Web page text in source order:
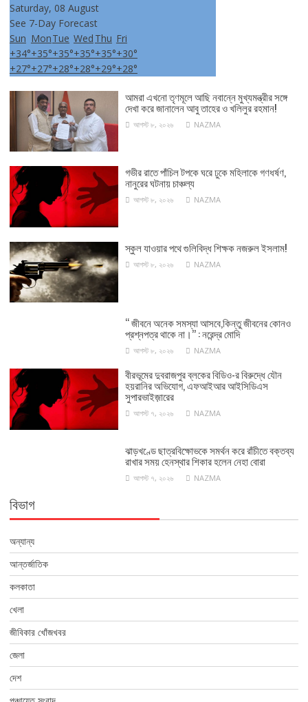
Saturday, 08 August
See 7-Day Forecast
Sun MonTue Wed Thu Fri
+34°+35°+35°+35°+35°+30°
+27°+27°+28°+28°+29°+28°
আমরা এখনো তৃণমূলে আছি নবান্নে মুখ্যমন্ত্রীর সঙ্গে
দেখা করে জানালেন আবু তাহের ও খলিলুর রহমান!
আগস্ট ৮, ২০২৬ NAZMA
গভীর রাতে পাঁচিল টপকে ঘরে ঢুকে মহিলাকে গণধর্ষণ,
নানুরের ঘটনায় চাঞ্চল্য
আগস্ট ৮, ২০২৬ NAZMA
স্কুল যাওয়ার পথে গুলিবিদ্ধ শিক্ষক নজরুল ইসলাম!
আগস্ট ৮, ২০২৬ NAZMA
‘‘ জীবনে অনেক সমস্যা আসবে,কিন্তু জীবনের কোনও
প্রশ্নপত্র থাকে না।’’ : নরেন্দ্র মোদি
আগস্ট ৮, ২০২৬ NAZMA
বীরভূমের দুবরাজপুর ব্লকের বিডিও-র বিরুদ্ধে যৌন
হয়রানির অভিযোগ, এফআইআর আইসিডিএস
সুপারভাইজ়ারের
আগস্ট ৭, ২০২৬ NAZMA
ঝাড়খণ্ডে ছাত্রবিক্ষোভকে সমর্থন করে রাঁচীতে বক্তব্য
রাখার সময় হেনস্থার শিকার হলেন নেহা বোরা
আগস্ট ৭, ২০২৬ NAZMA
বিভাগ
অন্যান্য
আন্তর্জাতিক
কলকাতা
খেলা
জীবিকার খোঁজখবর
জেলা
দেশ